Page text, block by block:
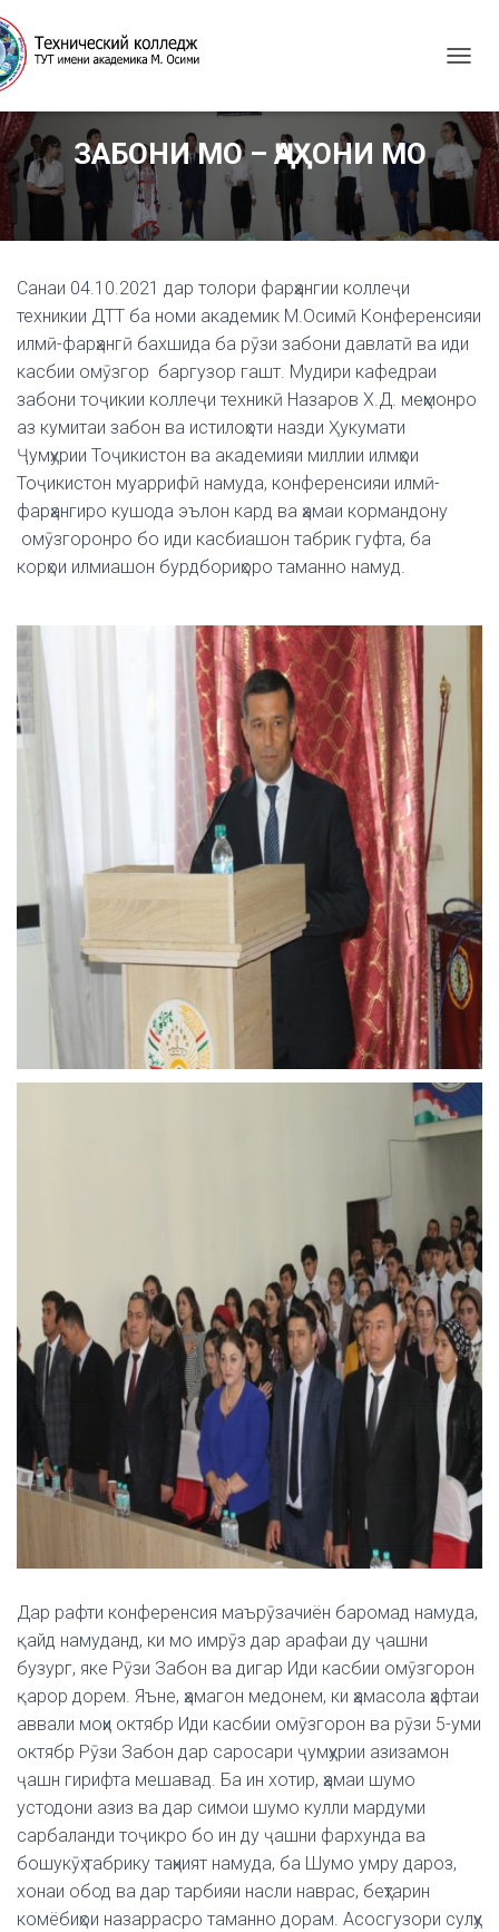
G
G
L
E
V
T
I
ЗАБОНИ МО – ҶАҲОНИ МО
Санаи 04.10.2021 дар толори фарҳангии коллеҷи
техникии ДТТ ба номи академик М.Осимӣ Конференсияи
илмӣ-фарҳангӣ бахшида ба рӯзи забони давлатӣ ва иди
касбии омӯзгор баргузор гашт. Мудири кафедраи
забони тоҷикии коллеҷи техникӣ Назаров Х.Д. меҳмонро
аз кумитаи забон ва истилоҳоти назди Ҳукумати
Ҷумҳурии Тоҷикистон ва академияи миллии илмҳои
Тоҷикистон муаррифӣ намуда, конференсияи илмӣ-
фарҳангиро кушода эълон кард ва ҳамаи кормандону
омӯзгоронро бо иди касбиашон табрик гуфта, ба
корҳои илмиашон бурдбориҳоро таманно намуд.
Дар рафти конференсия маърӯзачиён баромад намуда,
қайд намуданд, ки мо имрӯз дар арафаи ду ҷашни
бузург, яке Рӯзи Забон ва дигар Иди касбии омӯзгорон
қарор дорем. Яъне, ҳамагон медонем, ки ҳамасола ҳафтаи
аввали моҳи октябр Иди касбии омӯзгорон ва рӯзи 5-уми
октябр Рӯзи Забон дар саросари ҷумҳурии азизамон
ҷашн гирифта мешавад. Ба ин хотир, ҳамаи шумо
устодони азиз ва дар симои шумо кулли мардуми
сарбаланди тоҷикро бо ин ду ҷашни фархунда ва
бошукӯҳ табрику таҳният намуда, ба Шумо умру дароз,
хонаи обод ва дар тарбияи насли наврас, беҳтарин
комёбиҳои назаррасро таманно дорам. Асосгузори сулҳу